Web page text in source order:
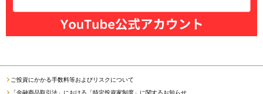
ご投資にかかる手数料等およびリスクについて
「金融商品取引法」における「特定投資家制度」に関するお知らせ